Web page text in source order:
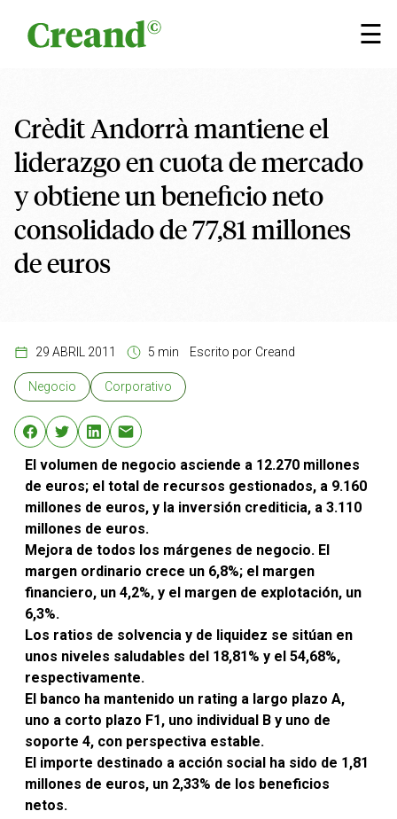
☰
×
Crèdit Andorrà mantiene el
liderazgo en cuota de mercado
y obtiene un beneficio neto
consolidado de 77,81 millones
de euros
29 ABRIL 2011 5 min Escrito por Creand
Negocio Corporativo
El volumen de negocio asciende a 12.270 millones
de euros; el total de recursos gestionados, a 9.160
millones de euros, y la inversión crediticia, a 3.110
millones de euros.
Mejora de todos los márgenes de negocio. El
margen ordinario crece un 6,8%; el margen
financiero, un 4,2%, y el margen de explotación, un
6,3%.
Los ratios de solvencia y de liquidez se sitúan en
unos niveles saludables del 18,81% y el 54,68%,
respectivamente.
El banco ha mantenido un rating a largo plazo A,
uno a corto plazo F1, uno individual B y uno de
soporte 4, con perspectiva estable.
El importe destinado a acción social ha sido de 1,81
millones de euros, un 2,33% de los beneficios
netos.